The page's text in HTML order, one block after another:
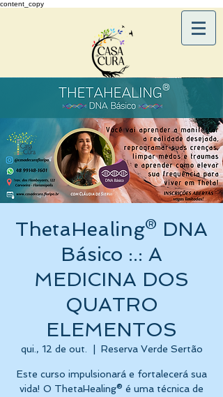
content_copy
ThetaHealing® DNA
Básico :.: A
MEDICINA DOS
QUATRO
ELEMENTOS
qui., 12 de out. Reserva Verde Sertão
Este curso impulsionará e fortalecerá sua
vida! O ThetaHealing® é uma técnica de